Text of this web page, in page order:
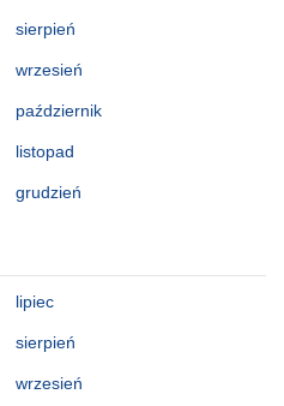
sierpień
wrzesień
październik
listopad
grudzień
lipiec
sierpień
wrzesień